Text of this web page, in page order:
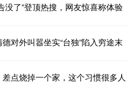
没了”登顶热搜，网友惊喜称体验
对外叫嚣坐实“台独”陷入穷途末
点烧掉一个家，这个习惯很多人